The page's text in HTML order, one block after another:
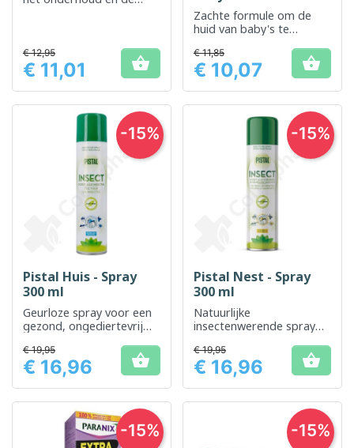
Prijs
€ 12,95
€ 11,01 
Zachte formule om de
huid van baby's te
beschermen tegen
irritatie veroorzaakt door
beten
Prijs
€ 11,85
€ 10,07 
Pistal Huis - Spray
300 ml
Geurloze spray voor een
gezond, ongediertevrij
Prijs
€ 19,95
€ 16,96 
-15%
Pistal Nest - Spray
300 ml
Natuurlijke
insectenwerende spray
omgeving
Prijs
€ 19,95
€ 16,96 
-15%
-15% -15%